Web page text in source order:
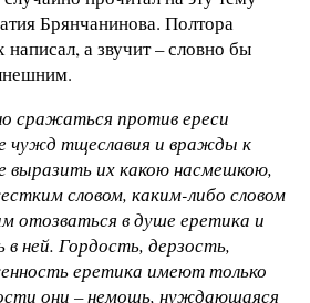
Брянчанинова. Полтора
написал, а звучит – словно бы
сражаться против ереси
чужд тщеславия и вражды к
их какою насмешкою,
словом, каким-либо словом
отозваться в душе еретика и
ней. Гордость, дерзость,
еретика имеют только
они – немощь, нуждающаяся